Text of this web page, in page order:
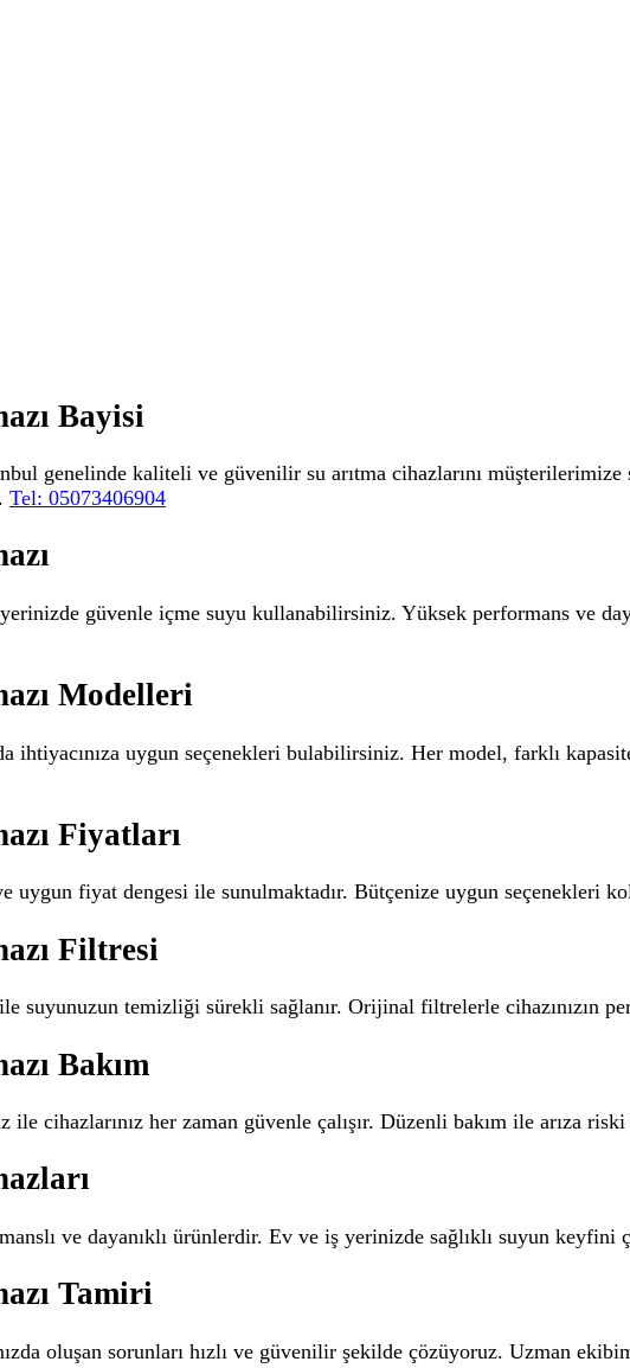
Bayisi
genelinde kaliteli ve güvenilir su arıtma cihazlarını
Tel: 05073406904
güvenle içme suyu kullanabilirsiniz. Yüksek performans ve
Modelleri
ihtiyacınıza uygun seçenekleri bulabilirsiniz. Her model, farklı
Fiyatları
uygun fiyat dengesi ile sunulmaktadır. Bütçenize uygun seçenekleri
Filtresi
suyunuzun temizliği sürekli sağlanır. Orijinal filtrelerle cihazınızın
Bakım
ile cihazlarınız her zaman güvenle çalışır. Düzenli bakım ile arıza
ve dayanıklı ürünlerdir. Ev ve iş yerinizde sağlıklı suyun keyfini
Tamiri
oluşan sorunları hızlı ve güvenilir şekilde çözüyoruz. Uzman